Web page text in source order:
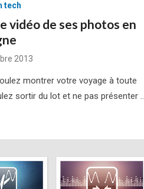
tech
vidéo de ses photos en
2013
montrer votre voyage à toute
sortir du lot et ne pas présenter